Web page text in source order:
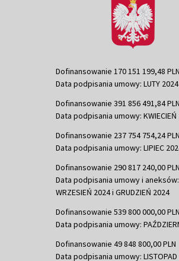
Dofinansowanie 170 151 199,48 PLN
Data podpisania umowy: LUTY 2024
Dofinansowanie 391 856 491,84 PLN
Data podpisania umowy: KWIECIEŃ
Dofinansowanie 237 754 754,24 PLN
Data podpisania umowy: LIPIEC
Dofinansowanie 290 817 240,00 PLN
Data podpisania umowy i aneksów:
WRZESIEŃ 2024 i GRUDZIEŃ 2024
Dofinansowanie 539 800 000,00 PLN
Data podpisania umowy:
Dofinansowanie 49 848 800,00 PLN
Data podpisania umowy: LISTOPAD